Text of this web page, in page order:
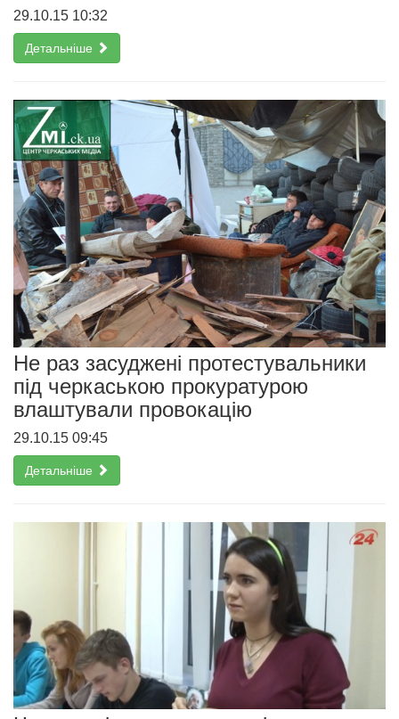
29.10.15 10:32
Детальніше
Не раз засуджені протестувальники
під черкаською прокуратурою
влаштували провокацію
29.10.15 09:45
Детальніше